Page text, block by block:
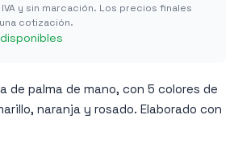
y sin marcación. Los precios finales
cotización.
de palma de mano, con 5 colores de
naranja y rosado. Elaborado con